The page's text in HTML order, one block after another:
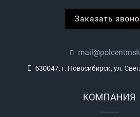
Заказать
630047, г. Новосибирск, ул.
КОМПАНИЯ